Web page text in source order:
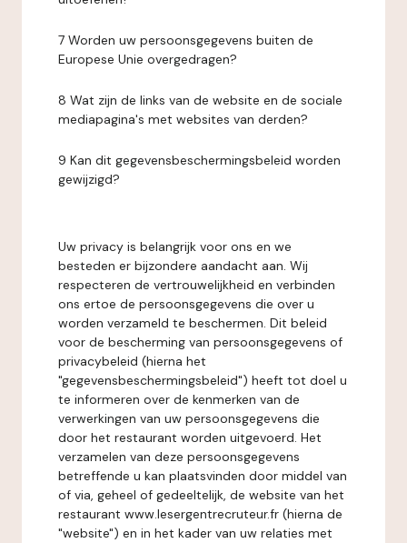
7 Worden uw persoonsgegevens buiten de
Europese Unie overgedragen?
8 Wat zijn de links van de website en de sociale
mediapagina's met websites van derden?
9 Kan dit gegevensbeschermingsbeleid worden
gewijzigd?
Uw privacy is belangrijk voor ons en we
besteden er bijzondere aandacht aan. Wij
respecteren de vertrouwelijkheid en verbinden
ons ertoe de persoonsgegevens die over u
worden verzameld te beschermen. Dit beleid
voor de bescherming van persoonsgegevens of
privacybeleid (hierna het
"gegevensbeschermingsbeleid") heeft tot doel u
te informeren over de kenmerken van de
verwerkingen van uw persoonsgegevens die
door het restaurant worden uitgevoerd. Het
verzamelen van deze persoonsgegevens
betreffende u kan plaatsvinden door middel van
of via, geheel of gedeeltelijk, de website van het
restaurant www.lesergentrecruteur.fr (hierna de
"website") en in het kader van uw relaties met